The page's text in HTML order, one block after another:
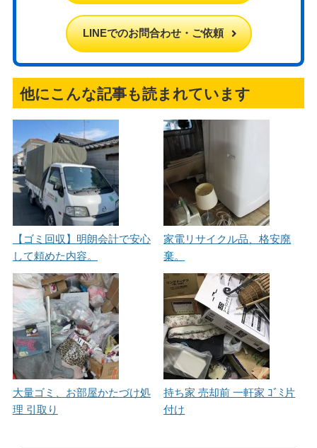
LINEでのお問合わせ・ご依頼
他にこんな記事も読まれています
【ゴミ回収】明朗会計で安心
して頼めた内容。
家電リサイクル品、格安廃
棄。
大量ゴミ、お部屋かたづけ処
理 引取り
持ち家 売却前 一軒家 ｺﾞﾐ片
付け